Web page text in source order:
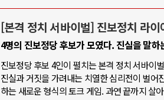
[본격 정치 서바이벌] 진보정치 라이
4명의 진보정당 후보가 모였다. 진실을 말하
진보정당 후보 4인이 펼치는 본격 정치 서바이
진실과 거짓을 가려내는 치열한 심리전이 벌어
하는 새로운 형식의 토크 게임. 과연 끝까지 살